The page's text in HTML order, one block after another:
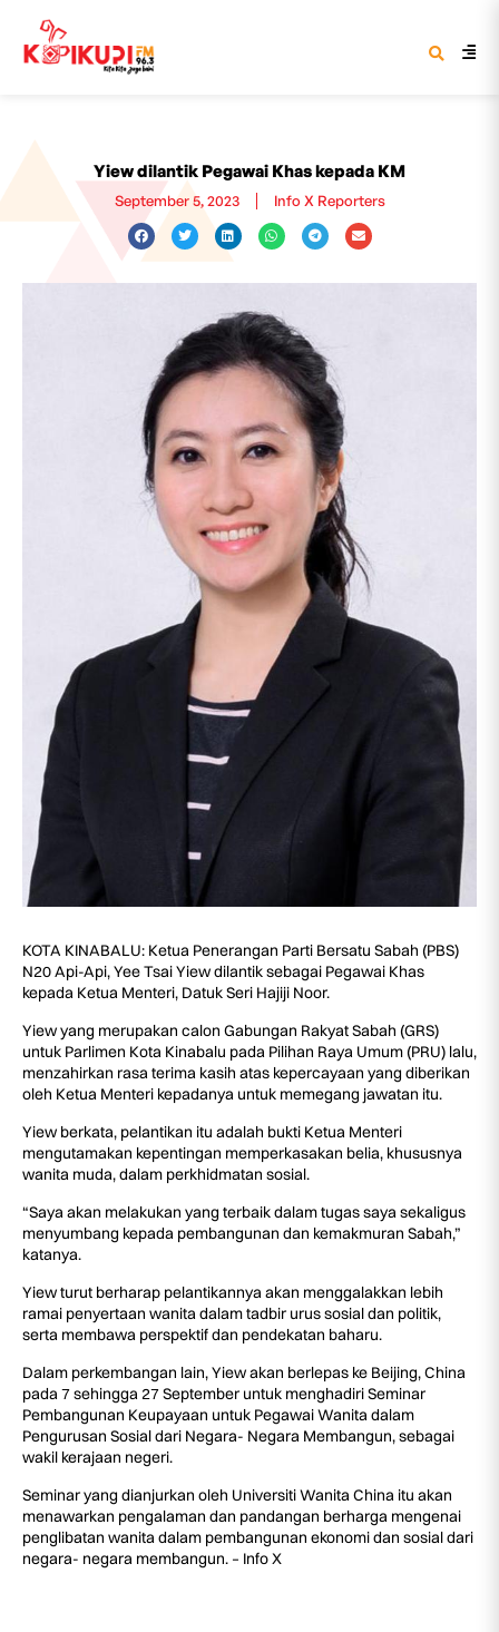
Yiew dilantik Pegawai Khas kepada KM
September 5, 2023 Info X Reporters
KOTA KINABALU: Ketua Penerangan Parti Bersatu Sabah (PBS)
N20 Api-Api, Yee Tsai Yiew dilantik sebagai Pegawai Khas
kepada Ketua Menteri, Datuk Seri Hajiji Noor.
Yiew yang merupakan calon Gabungan Rakyat Sabah (GRS)
untuk Parlimen Kota Kinabalu pada Pilihan Raya Umum (PRU) lalu,
menzahirkan rasa terima kasih atas kepercayaan yang diberikan
oleh Ketua Menteri kepadanya untuk memegang jawatan itu.
Yiew berkata, pelantikan itu adalah bukti Ketua Menteri
mengutamakan kepentingan memperkasakan belia, khususnya
wanita muda, dalam perkhidmatan sosial.
“Saya akan melakukan yang terbaik dalam tugas saya sekaligus
menyumbang kepada pembangunan dan kemakmuran Sabah,”
katanya.
Yiew turut berharap pelantikannya akan menggalakkan lebih
ramai penyertaan wanita dalam tadbir urus sosial dan politik,
serta membawa perspektif dan pendekatan baharu.
Dalam perkembangan lain, Yiew akan berlepas ke Beijing, China
pada 7 sehingga 27 September untuk menghadiri Seminar
Pembangunan Keupayaan untuk Pegawai Wanita dalam
Pengurusan Sosial dari Negara- Negara Membangun, sebagai
wakil kerajaan negeri.
Seminar yang dianjurkan oleh Universiti Wanita China itu akan
menawarkan pengalaman dan pandangan berharga mengenai
penglibatan wanita dalam pembangunan ekonomi dan sosial dari
negara- negara membangun. – Info X